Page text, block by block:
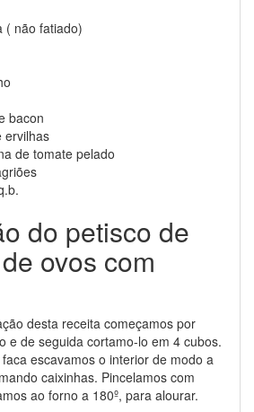
( não fatiado)
bacon
ervilhas
de tomate pelado
do petisco de
ovos com
desta receita começamos por
e de seguida cortamo-lo em 4 cubos.
escavamos o interior de modo a
caixinhas. Pincelamos com
ao forno a 180º, para alourar.